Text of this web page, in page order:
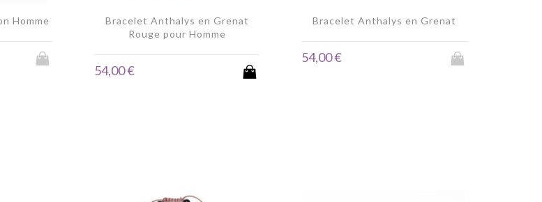
Homme
Bracelet Anthalys en Grenat
Rouge pour Homme
54,00 €
Bracelet Anthalys en Grenat
54,00 €